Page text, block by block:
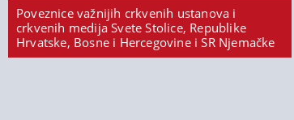
Poveznice važnijih crkvenih ustanova i
crkvenih medija Svete Stolice, Republike
Hrvatske, Bosne i Hercegovine i SR Njemačke